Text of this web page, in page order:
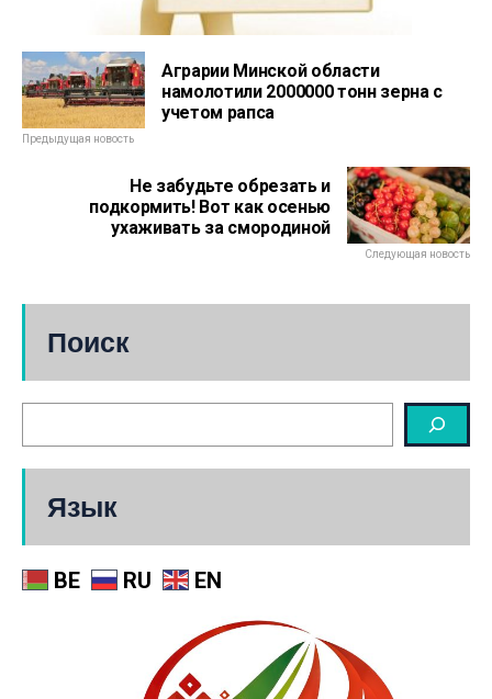
Аграрии Минской области
намолотили 2000000 тонн зерна с
учетом рапса
Предыдущая новость
Не забудьте обрезать и
подкормить! Вот как осенью
ухаживать за смородиной
Следующая новость
Поиск
Язык
BE RU EN